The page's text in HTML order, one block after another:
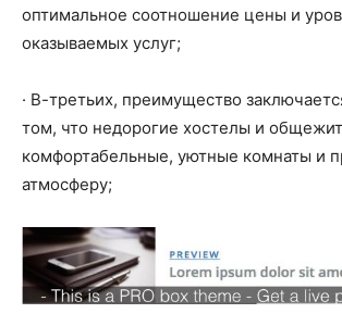
оптимальное соотношение цены и
оказываемых услуг;
· В-третьих, преимущество
том, что недорогие хостелы и
комфортабельные, уютные комнаты и
атмосферу;